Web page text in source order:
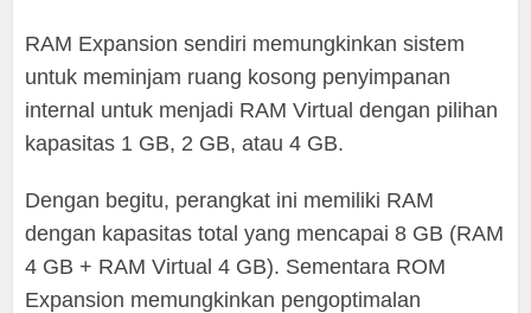
RAM Expansion sendiri memungkinkan sistem
untuk meminjam ruang kosong penyimpanan
internal untuk menjadi RAM Virtual dengan pilihan
kapasitas 1 GB, 2 GB, atau 4 GB.
Dengan begitu, perangkat ini memiliki RAM
dengan kapasitas total yang mencapai 8 GB (RAM
4 GB + RAM Virtual 4 GB). Sementara ROM
Expansion memungkinkan pengoptimalan